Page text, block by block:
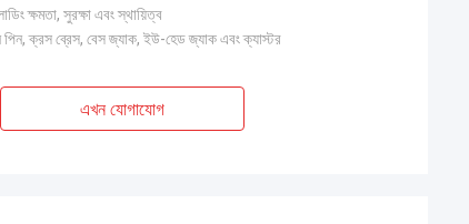
ক্ষমতা, সুরক্ষা এবং স্থায়িত্ব
পিন, ক্রস ব্রেস, বেস জ্যাক, ইউ-হেড জ্যাক এবং ক্যাস্টর
এখন যোগাযোগ